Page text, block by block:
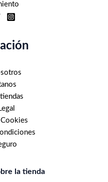
la tienda